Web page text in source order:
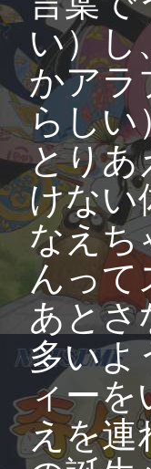
い）し
かアラ
らしい
とりあ
けない
なえち
んって
あとさ
多いよ
ィーを
えを連